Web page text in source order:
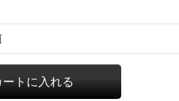
ートに入れる